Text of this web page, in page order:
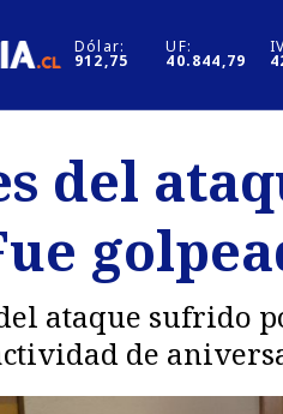
Dólar:
912,75
UF:
40.844,79
Internacional
Motores
del
ataque
de